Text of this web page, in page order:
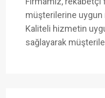
müşterilerine
Kaliteli hizmetin
sağlayarak